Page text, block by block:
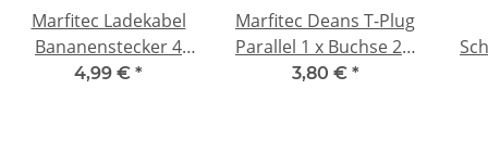
Marfitec Ladekabel
Bananenstecker 4
mm -> Traxxas
4,99 € *
Marfitec Deans T-Plug
Parallel 1 x Buchse 2 x
Stecker Adapterkabel
3,80 € *